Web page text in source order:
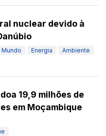
nuclear devido à
Mundo Energia Ambiente
19,9 milhões de
em Moçambique